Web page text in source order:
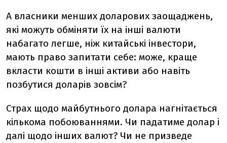
А власники менших доларових заощаджень,
які можуть обміняти їх на інші валюти
набагато легше, ніж китайські інвестори,
мають право запитати себе: може, краще
вкласти кошти в інші активи або навіть
позбутися доларів зовсім?
Страх щодо майбутнього долара нагнітається
кількома побоюваннями. Чи падатиме долар і
далі щодо інших валют? Чи не призведе